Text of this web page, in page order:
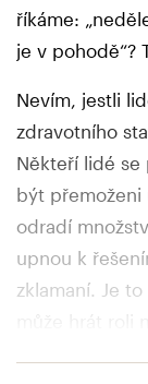
říkáme:
je v pohodě“?
Nevím, jestli
zdravotního
Někteří lidé se
být přemoženi
odradí
upnou k
zklamaní. Je